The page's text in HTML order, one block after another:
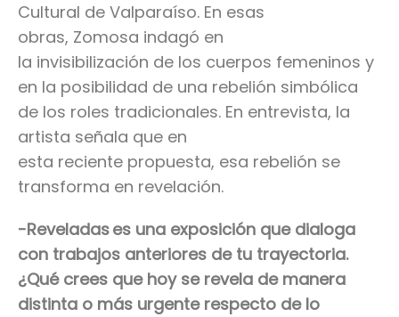
Cultural de Valparaíso. En esas
obras, Zomosa indagó en
la invisibilización de los cuerpos femeninos y
en la posibilidad de una rebelión simbólica
de los roles tradicionales. En entrevista, la
artista señala que en
esta reciente propuesta, esa rebelión se
transforma en revelación.
-Reveladases una exposición que dialoga
con trabajos anteriores de tu trayectoria.
¿Qué crees que hoy se revela de manera
distinta o más urgente respecto de lo